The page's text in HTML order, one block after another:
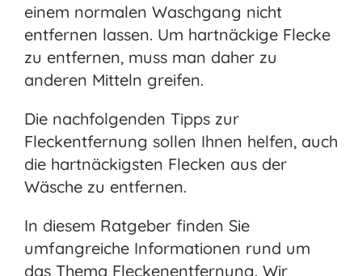
einem normalen Waschgang nicht
entfernen lassen. Um hartnäckige Flecke
zu entfernen, muss man daher zu
anderen Mitteln greifen.
Die nachfolgenden Tipps zur
Fleckentfernung sollen Ihnen helfen, auch
die hartnäckigsten Flecken aus der
Wäsche zu entfernen.
In diesem Ratgeber finden Sie
umfangreiche Informationen rund um
das Thema Fleckenentfernung. Wir